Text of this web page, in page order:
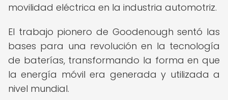
movilidad eléctrica en la industria automotriz.
El trabajo pionero de Goodenough sentó las
bases para una revolución en la tecnología
de baterías, transformando la forma en que
la energía móvil era generada y utilizada a
nivel mundial.